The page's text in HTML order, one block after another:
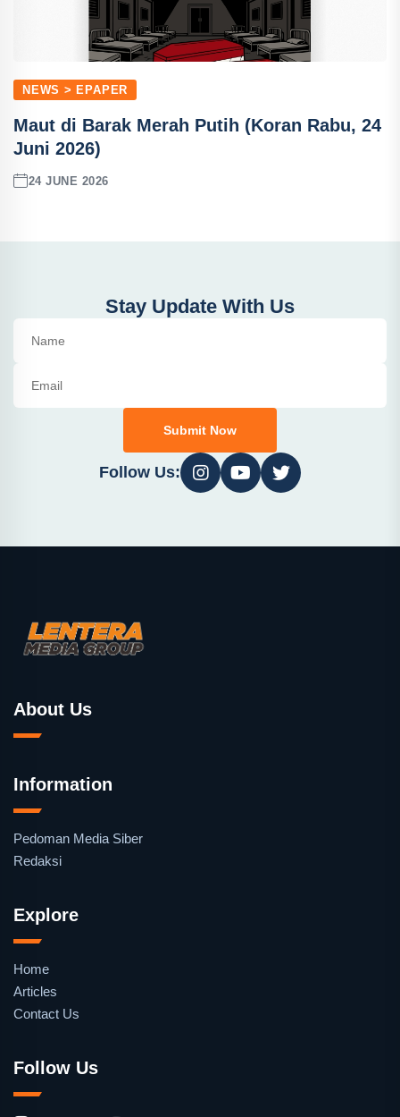
NEWS > EPAPER
Maut di Barak Merah Putih (Koran Rabu, 24
Juni 2026)
24 JUNE 2026
Stay Update With Us
Submit Now
Follow Us:
About Us
Information
Pedoman Media Siber
Redaksi
Explore
Home
Articles
Contact Us
Follow Us